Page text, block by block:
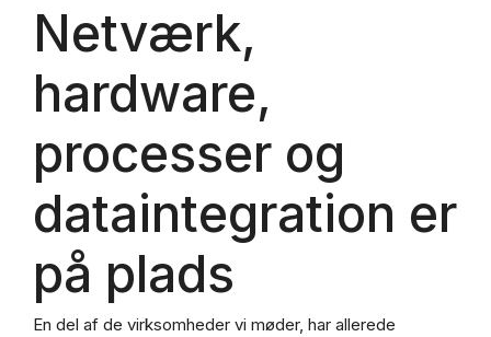
Netværk,
hardware,
processer og
dataintegration er
på plads
En del af de virksomheder vi møder, har allerede